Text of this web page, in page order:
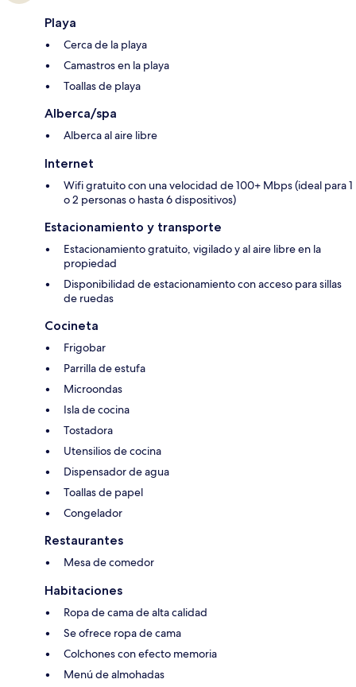
Playa
Cerca de la playa
Camastros en la playa
Toallas de playa
Alberca/spa
Alberca al aire libre
Internet
Wifi gratuito con una velocidad de 100+ Mbps (ideal para 1
o 2 personas o hasta 6 dispositivos)
Estacionamiento y transporte
Estacionamiento gratuito, vigilado y al aire libre en la
propiedad
Disponibilidad de estacionamiento con acceso para sillas
de ruedas
Cocineta
Frigobar
Parrilla de estufa
Microondas
Isla de cocina
Tostadora
Utensilios de cocina
Dispensador de agua
Toallas de papel
Congelador
Restaurantes
Mesa de comedor
Habitaciones
Ropa de cama de alta calidad
Se ofrece ropa de cama
Colchones con efecto memoria
Menú de almohadas